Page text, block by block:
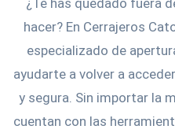
hacer? En Cerrajeros
especializado de
ayudarte a volver a
y segura. Sin importar la
cuentan con las